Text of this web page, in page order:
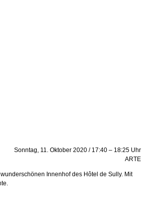
Sonntag, 11. Oktober 2020 / 17:40 – 18:25 Uhr
ARTE
Innenhof des Hôtel de Sully. Mit